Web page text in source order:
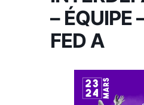
– ÉQUIPE
FED A